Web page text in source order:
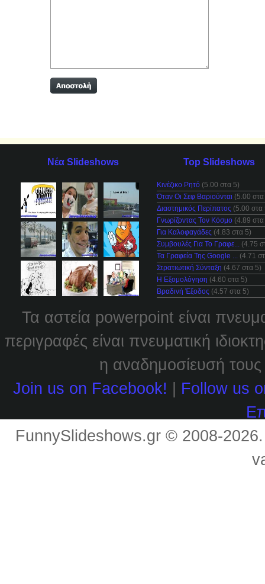
Νέα Slideshows Top Slideshows
Κινέζικο Ρητό (5.00 στα 5)
Όταν Οι Σεφ Βαριούνται (5.00
Διαστημικός Περίπατος (5.00 στα
Γνωρίζοντας Τον Κόσμο (4.89
Για Καλοφαγάδες (4.83 στα 5)
Συμβουλές Για Το Γραφε... (4.75
Τα Γραφεία Της Google ... (4.71
Στρατιωτική Σύνταξη (4.67 στα 5)
Η Εξομολόγηση (4.60 στα 5)
Βραδινή Έξοδος (4.57 στα 5)
Τα αστεία powerpoint είναι
περιγραφές είναι πνευματική
η αναδημοσίευσή τους
Join us on Facebook!
Follow us
FunnySlideshows.gr © 2008-